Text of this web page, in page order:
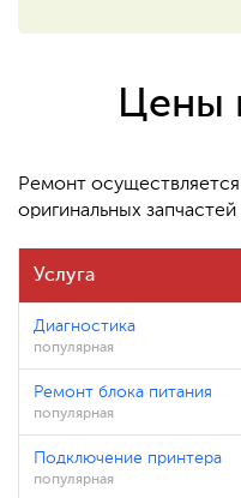
Цены
Ремонт
оригинальных
Услуга
Диагностика
популярная
Ремонт блока питания
популярная
Подключение принтера
популярная